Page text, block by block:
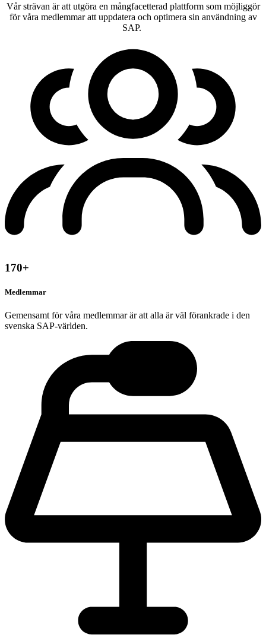
Vår strävan är att utgöra en mångfacetterad plattform som möjliggör
för våra medlemmar att uppdatera och optimera sin användning av
SAP.
170+
Medlemmar
Gemensamt för våra medlemmar är att alla är väl förankrade i den
svenska SAP-världen.